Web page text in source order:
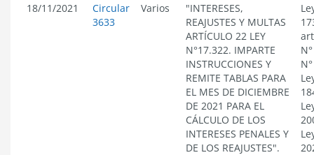
18/11/2021
Circular
3633
Varios
"INTERESES,
REAJUSTES Y MULTAS
ARTÍCULO 22 LEY
N°17.322. IMPARTE
INSTRUCCIONES Y
REMITE TABLAS PARA
EL MES DE DICIEMBRE
DE 2021 PARA EL
CÁLCULO DE LOS
INTERESES PENALES Y
DE LOS REAJUSTES".